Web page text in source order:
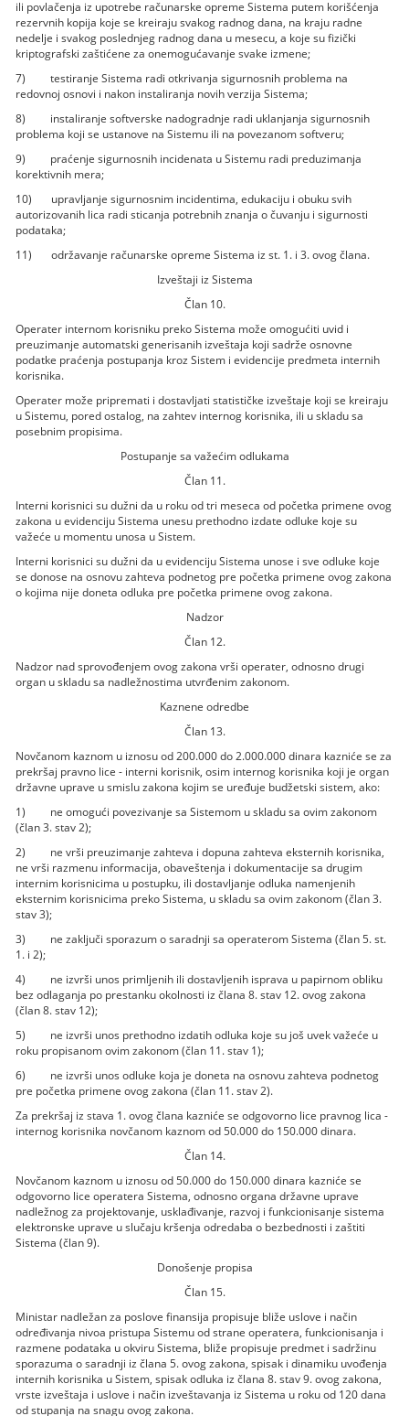
ili povlačenja iz upotrebe računarske opreme Sistema putem korišćenja
rezervnih kopija koje se kreiraju svakog radnog dana, na kraju radne
nedelje i svakog poslednjeg radnog dana u mesecu, a koje su fizički
kriptografski zaštićene za onemogućavanje svake izmene;
7) testiranje Sistema radi otkrivanja sigurnosnih problema na
redovnoj osnovi i nakon instaliranja novih verzija Sistema;
8) instaliranje softverske nadogradnje radi uklanjanja sigurnosnih
problema koji se ustanove na Sistemu ili na povezanom softveru;
9) praćenje sigurnosnih incidenata u Sistemu radi preduzimanja
korektivnih mera;
10) upravljanje sigurnosnim incidentima, edukaciju i obuku svih
autorizovanih lica radi sticanja potrebnih znanja o čuvanju i sigurnosti
podataka;
11) održavanje računarske opreme Sistema iz st. 1. i 3. ovog člana.
Izveštaji iz Sistema
Član 10.
Operater internom korisniku preko Sistema može omogućiti uvid i
preuzimanje automatski generisanih izveštaja koji sadrže osnovne
podatke praćenja postupanja kroz Sistem i evidencije predmeta internih
korisnika.
Operater može pripremati i dostavljati statističke izveštaje koji se kreiraju
u Sistemu, pored ostalog, na zahtev internog korisnika, ili u skladu sa
posebnim propisima.
Postupanje sa važećim odlukama
Član 11.
Interni korisnici su dužni da u roku od tri meseca od početka primene ovog
zakona u evidenciju Sistema unesu prethodno izdate odluke koje su
važeće u momentu unosa u Sistem.
Interni korisnici su dužni da u evidenciju Sistema unose i sve odluke koje
se donose na osnovu zahteva podnetog pre početka primene ovog zakona
o kojima nije doneta odluka pre početka primene ovog zakona.
Nadzor
Član 12.
Nadzor nad sprovođenjem ovog zakona vrši operater, odnosno drugi
organ u skladu sa nadležnostima utvrđenim zakonom.
Kaznene odredbe
Član 13.
Novčanom kaznom u iznosu od 200.000 do 2.000.000 dinara kazniće se za
prekršaj pravno lice - interni korisnik, osim internog korisnika koji je organ
državne uprave u smislu zakona kojim se uređuje budžetski sistem, ako:
1) ne omogući povezivanje sa Sistemom u skladu sa ovim zakonom
(član 3. stav 2);
2) ne vrši preuzimanje zahteva i dopuna zahteva eksternih korisnika,
ne vrši razmenu informacija, obaveštenja i dokumentacije sa drugim
internim korisnicima u postupku, ili dostavljanje odluka namenjenih
eksternim korisnicima preko Sistema, u skladu sa ovim zakonom (član 3.
stav 3);
3) ne zaključi sporazum o saradnji sa operaterom Sistema (član 5. st.
1. i 2);
4) ne izvrši unos primljenih ili dostavljenih isprava u papirnom obliku
bez odlaganja po prestanku okolnosti iz člana 8. stav 12. ovog zakona
(član 8. stav 12);
5) ne izvrši unos prethodno izdatih odluka koje su još uvek važeće u
roku propisanom ovim zakonom (član 11. stav 1);
6) ne izvrši unos odluke koja je doneta na osnovu zahteva podnetog
pre početka primene ovog zakona (član 11. stav 2).
Za prekršaj iz stava 1. ovog člana kazniće se odgovorno lice pravnog lica -
internog korisnika novčanom kaznom od 50.000 do 150.000 dinara.
Član 14.
Novčanom kaznom u iznosu od 50.000 do 150.000 dinara kazniće se
odgovorno lice operatera Sistema, odnosno organa državne uprave
nadležnog za projektovanje, usklađivanje, razvoj i funkcionisanje sistema
elektronske uprave u slučaju kršenja odredaba o bezbednosti i zaštiti
Sistema (član 9).
Donošenje propisa
Član 15.
Ministar nadležan za poslove finansija propisuje bliže uslove i način
određivanja nivoa pristupa Sistemu od strane operatera, funkcionisanja i
razmene podataka u okviru Sistema, bliže propisuje predmet i sadržinu
sporazuma o saradnji iz člana 5. ovog zakona, spisak i dinamiku uvođenja
internih korisnika u Sistem, spisak odluka iz člana 8. stav 9. ovog zakona,
vrste izveštaja i uslove i način izveštavanja iz Sistema u roku od 120 dana
od stupanja na snagu ovog zakona.